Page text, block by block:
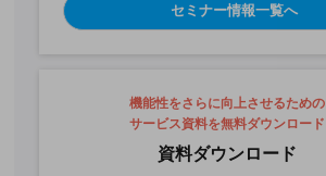
セミナー情報一覧へ
機能性をさらに向上させるための
サービス資料を無料ダウンロード
資料ダウンロード